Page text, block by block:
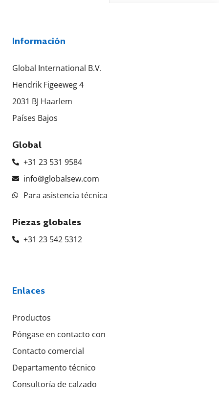
Información
Global International B.V.
Hendrik Figeeweg 4
2031 BJ Haarlem
Países Bajos
Global
+31 23 531 9584
info@globalsew.com
Para asistencia técnica
Piezas globales
+31 23 542 5312
Enlaces
Productos
Póngase en contacto con
Contacto comercial
Departamento técnico
Consultoría de calzado